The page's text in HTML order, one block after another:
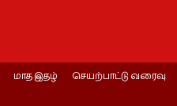
மாத இதழ் செயற்பாட்டு வரைவு